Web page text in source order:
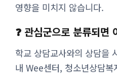
영향을 미치지 않습니다.
❓ 관심군으로 분류되면
학교 상담교사와의 상담을
내 Wee센터, 청소년상담복